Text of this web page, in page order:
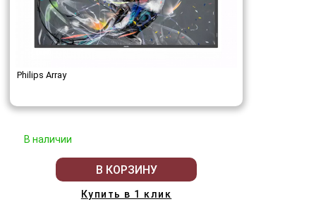
Philips Array
В наличии
В КОРЗИНУ
Купить в 1 клик